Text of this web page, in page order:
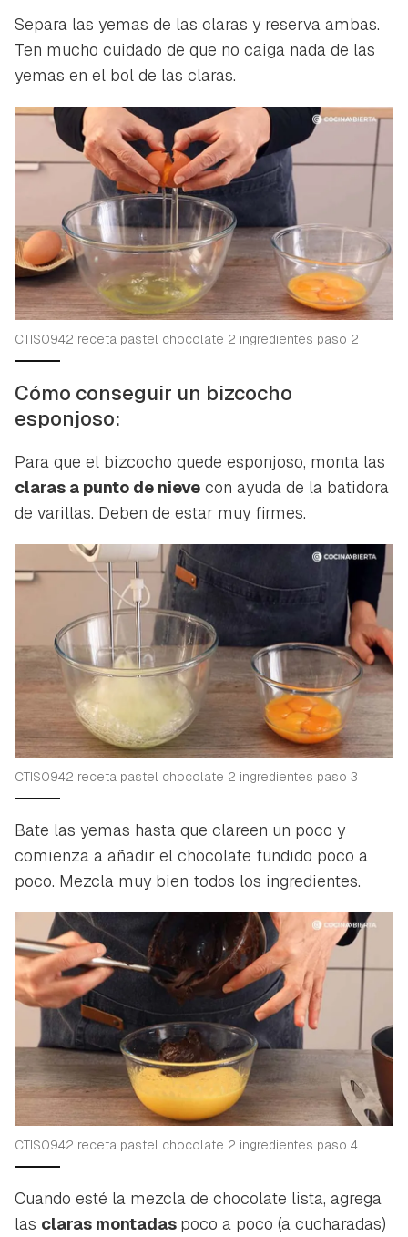
Separa las yemas de las claras y reserva ambas.
Ten mucho cuidado de que no caiga nada de las
yemas en el bol de las claras.
CTIS0942 receta pastel chocolate 2 ingredientes paso 2
Cómo conseguir un bizcocho
esponjoso:
Para que el bizcocho quede esponjoso, monta las
claras a punto de nieve con ayuda de la batidora
de varillas. Deben de estar muy firmes.
CTIS0942 receta pastel chocolate 2 ingredientes paso 3
Bate las yemas hasta que clareen un poco y
comienza a añadir el chocolate fundido poco a
poco. Mezcla muy bien todos los ingredientes.
CTIS0942 receta pastel chocolate 2 ingredientes paso 4
Cuando esté la mezcla de chocolate lista, agrega
las claras montadas poco a poco (a cucharadas)